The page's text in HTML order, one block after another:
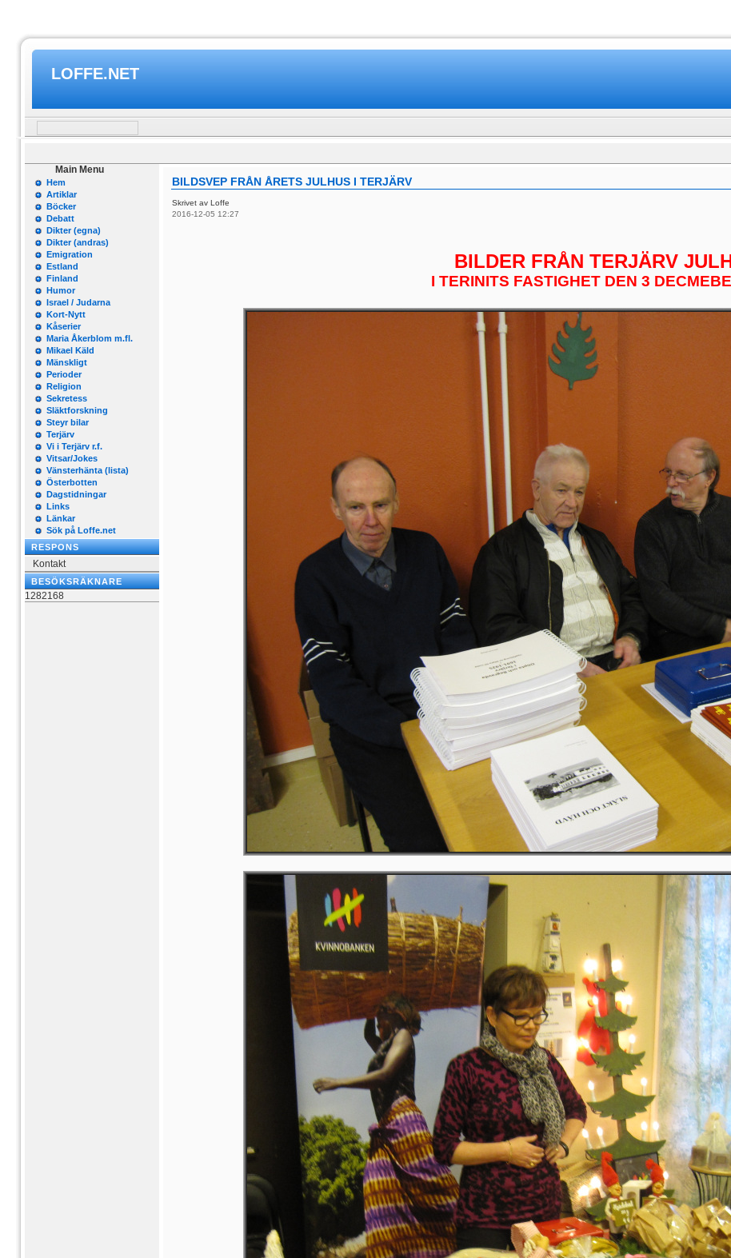
LOFFE.NET
Main Menu
Hem
Artiklar
Böcker
Debatt
Dikter (egna)
Dikter (andras)
Emigration
Estland
Finland
Humor
Israel / Judarna
Kort-Nytt
Kåserier
Maria Åkerblom m.fl.
Mikael Käld
Mänskligt
Perioder
Religion
Sekretess
Släktforskning
Steyr bilar
Terjärv
Vi i Terjärv r.f.
Vitsar/Jokes
Vänsterhänta (lista)
Österbotten
Dagstidningar
Links
Länkar
Sök på Loffe.net
RESPONS
Kontakt
BESÖKSRÄKNARE
1282168
BILDSVEP FRÅN ÅRETS JULHUS I TERJÄRV
Skrivet av Loffe
2016-12-05 12:27
BILDER FRÅN TERJÄRV
I TERINITS FASTIGHET DEN 3